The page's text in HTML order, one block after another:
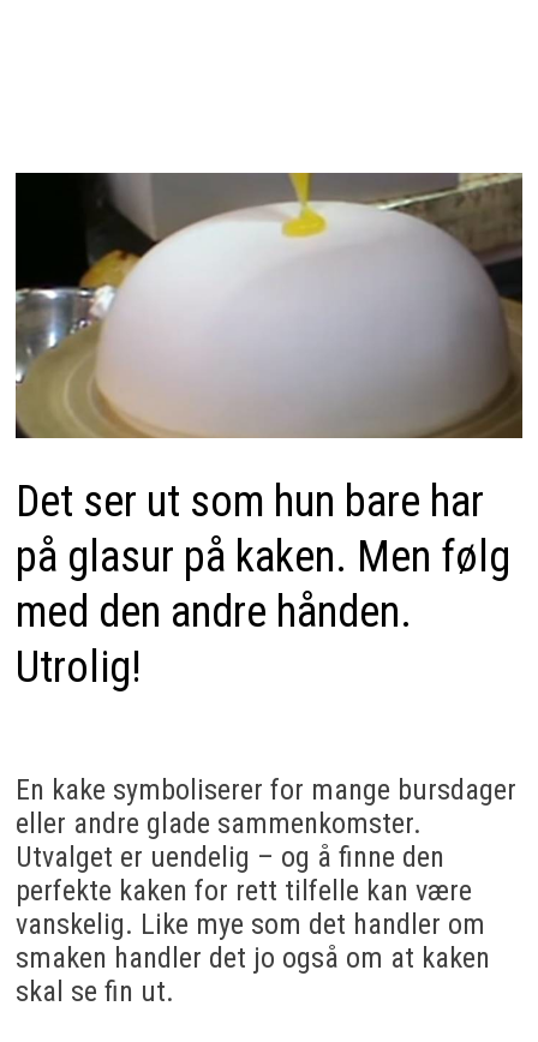
Det ser ut som hun bare har
på glasur på kaken. Men følg
med den andre hånden.
Utrolig!
En kake symboliserer for mange bursdager
eller andre glade sammenkomster.
Utvalget er uendelig – og å finne den
perfekte kaken for rett tilfelle kan være
vanskelig. Like mye som det handler om
smaken handler det jo også om at kaken
skal se fin ut.